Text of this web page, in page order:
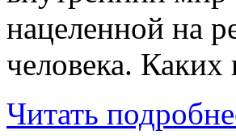
нацеленной на
человека.
Читать